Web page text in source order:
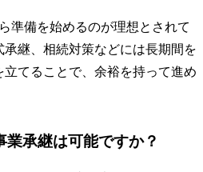
準備を始めるのが理想とされて
継、相続対策などには長期間を
てることで、余裕を持って進め
承継は可能ですか？